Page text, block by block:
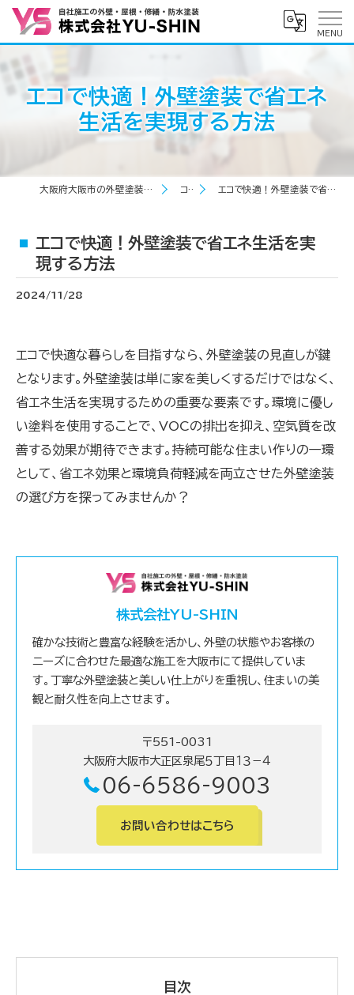
エコで快適！外壁塗装で省エネ
生活を実現する方法
大阪府大阪市の外壁塗装なら株式会社YU-SHIN コラム エコで快適！外壁塗装で省エネ生活を実現する方法
エコで快適！外壁塗装で省エネ生活を実
現する方法
2024/11/28
エコで快適な暮らしを目指すなら、外壁塗装の見直しが鍵
となります。外壁塗装は単に家を美しくするだけではなく、
省エネ生活を実現するための重要な要素です。環境に優し
い塗料を使用することで、VOCの排出を抑え、空気質を改
善する効果が期待できます。持続可能な住まい作りの一環
として、省エネ効果と環境負荷軽減を両立させた外壁塗装
の選び方を探ってみませんか？
株式会社YU-SHIN
確かな技術と豊富な経験を活かし、外壁の状態やお客様の
ニーズに合わせた最適な施工を大阪市にて提供していま
す。丁寧な外壁塗装と美しい仕上がりを重視し、住まいの美
観と耐久性を向上させます。
〒551-0031
大阪府大阪市大正区泉尾５丁目１３－４
06-6586-9003
お問い合わせはこちら
目次